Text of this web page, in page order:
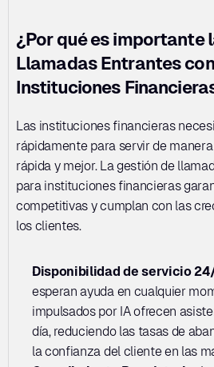
¿Por qué es importante
Llamadas Entrantes
Instituciones
Las instituciones financieras
rápidamente para servir de
rápida y mejor. La gestión de
para instituciones financieras
competitivas y cumplan con las
los clientes.
Disponibilidad de servicio
esperan ayuda en cualquier
impulsados por IA ofrecen
día, reduciendo las tasas de
la confianza del cliente en las